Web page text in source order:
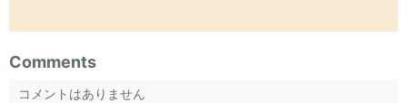
Comments
コメントはありません